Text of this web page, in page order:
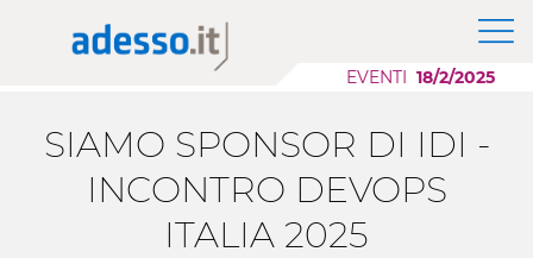
Il Gruppo adesso SE
Sponsorship
Modernizzazione Applicazioni
Sviluppo Applicazioni Low Code
Case History
EVENTI 18/2/2025
SIAMO SPONSOR DI IDI -
INCONTRO DEVOPS
ITALIA 2025